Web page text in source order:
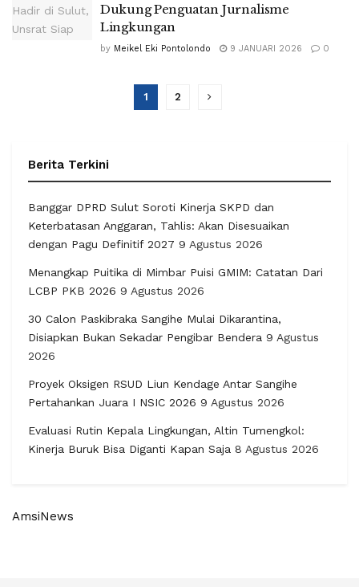
Dukung Penguatan Jurnalisme
Lingkungan
by Meikel Eki Pontolondo 9 JANUARI 2026 0
1 2
Berita Terkini
Banggar DPRD Sulut Soroti Kinerja SKPD dan
Keterbatasan Anggaran, Tahlis: Akan Disesuaikan
dengan Pagu Definitif 2027 9 Agustus 2026
Menangkap Puitika di Mimbar Puisi GMIM: Catatan Dari
LCBP PKB 2026 9 Agustus 2026
30 Calon Paskibraka Sangihe Mulai Dikarantina,
Disiapkan Bukan Sekadar Pengibar Bendera 9 Agustus
2026
Proyek Oksigen RSUD Liun Kendage Antar Sangihe
Pertahankan Juara I NSIC 2026 9 Agustus 2026
Evaluasi Rutin Kepala Lingkungan, Altin Tumengkol:
Kinerja Buruk Bisa Diganti Kapan Saja 8 Agustus 2026
AmsiNews